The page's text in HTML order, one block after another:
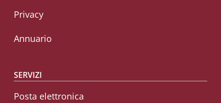
Privacy
Annuario
SERVIZI
Posta elettronica